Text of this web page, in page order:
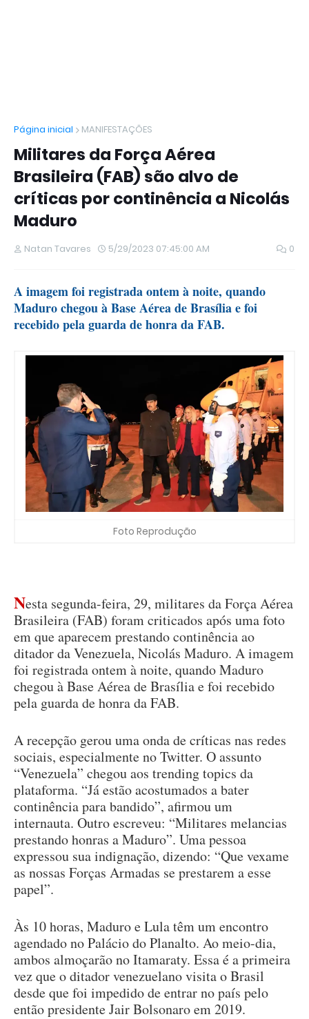
Página inicial MANIFESTAÇÕES
Militares da Força Aérea
Brasileira (FAB) são alvo de
críticas por continência a Nicolás
Maduro
Natan Tavares 5/29/2023 07:45:00 AM 0
A imagem foi registrada ontem à noite, quando
Maduro chegou à Base Aérea de Brasília e foi
recebido pela guarda de honra da FAB.
Foto Reprodução
Nesta segunda-feira, 29, militares da Força Aérea
Brasileira (FAB) foram criticados após uma foto
em que aparecem prestando continência ao
ditador da Venezuela, Nicolás Maduro. A imagem
foi registrada ontem à noite, quando Maduro
chegou à Base Aérea de Brasília e foi recebido
pela guarda de honra da FAB.
A recepção gerou uma onda de críticas nas redes
sociais, especialmente no Twitter. O assunto
“Venezuela” chegou aos trending topics da
plataforma. “Já estão acostumados a bater
continência para bandido”, afirmou um
internauta. Outro escreveu: “Militares melancias
prestando honras a Maduro”. Uma pessoa
expressou sua indignação, dizendo: “Que vexame
as nossas Forças Armadas se prestarem a esse
papel”.
Às 10 horas, Maduro e Lula têm um encontro
agendado no Palácio do Planalto. Ao meio-dia,
ambos almoçarão no Itamaraty. Essa é a primeira
vez que o ditador venezuelano visita o Brasil
desde que foi impedido de entrar no país pelo
então presidente Jair Bolsonaro em 2019.